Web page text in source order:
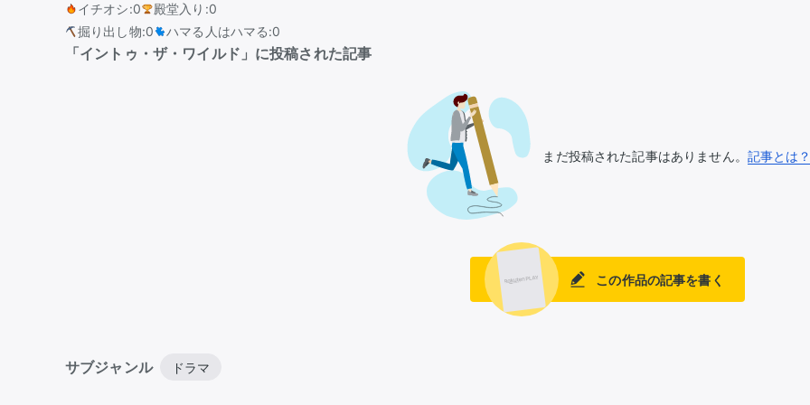
イチオシ:0 殿堂入り :0
掘り出し物:0 ハマる人はハマる:0
「イントゥ・ザ・ワイルド」に投稿された記事
まだ投稿された記事はありません。 記事とは
この作品の記事を書く
サブジャンル ドラマ